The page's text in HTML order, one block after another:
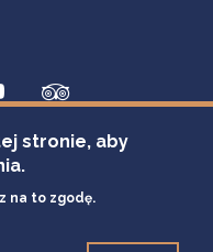
stronie, aby
na to zgodę.